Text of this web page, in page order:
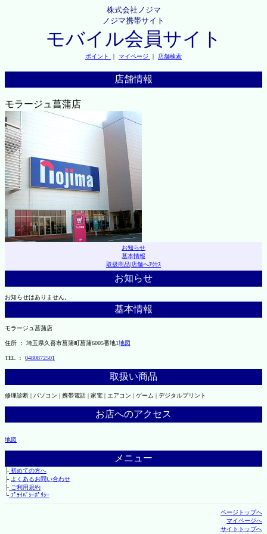
株式会社ノジマ
ノジマ携帯サイト
モバイル会員サイト
ポイント ｜ マイページ ｜ 店舗検索
店舗情報
モラージュ菖蒲店
お知らせ
基本情報
取扱商品|店舗へｱｸｾｽ
お知らせ
お知らせはありません。
基本情報
モラージュ菖蒲店
住所 ： 埼玉県久喜市菖蒲町菖蒲6005番地1地図
TEL ： 0480872501
取扱い商品
修理診断 | パソコン | 携帯電話 | 家電 | エアコン | ゲーム | デジタルプリント
お店へのアクセス
地図
メニュー
├初めての方へ
├ よくあるお問い合わせ
├ご利用規約
└ﾌﾟﾗｲﾊﾞｼｰﾎﾟﾘｼｰ
ページトップへ
マイページへ
サイトトップへ